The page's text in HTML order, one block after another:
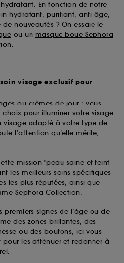
En fonction de notre
hydratant, purifiant, anti-âge,
nouveautés ? On essaie le
ou un masque boue Sephora
visage exclusif pour
ou crèmes de jour : vous
choix pour illuminer votre visage.
visage adapté à votre type de
l’attention qu’elle mérite,
mission "peau saine et teint
les meilleurs soins spécifiques
les plus réputées, ainsi que
Sephora Collection.
premiers signes de l’âge ou de
des zones brillantes, des
ou des boutons, ici vous
pour les atténuer et redonner à